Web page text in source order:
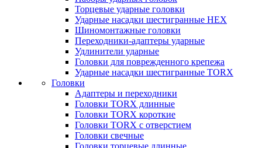
Торцевые ударные головки
Ударные насадки шестигранные HEX
Шиномонтажные головки
Переходники-адаптеры ударные
Удлинители ударные
Головки для поврежденного крепежа
Ударные насадки шестигранные TORX
Головки
Адаптеры и переходники
Головки TORX длинные
Головки TORX короткие
Головки TORX с отверстием
Головки свечные
Головки торцевые длинные